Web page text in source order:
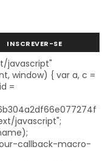
INSCREVER-SE
javascript"
window) { var a, c =
=
javascript";
callback-macro-